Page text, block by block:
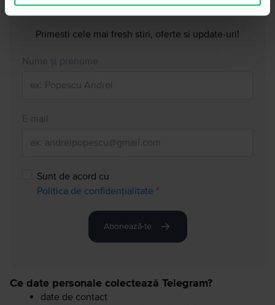
Primesti cele mai fresh stiri, oferte si update-uri!
Nume și prenume
E-mail
Sunt de acord cu
Politica de confidențialitate *
Abonează-te
Ce date personale colectează Telegram?
date de contact